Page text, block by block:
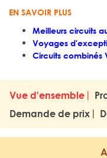
EN SAVOIR PLUS
Meilleurs circuits
Voyages
Circuits combinés
Vue d'ensemble
Demande de prix